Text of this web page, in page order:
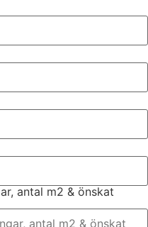
antal m2 & önskat